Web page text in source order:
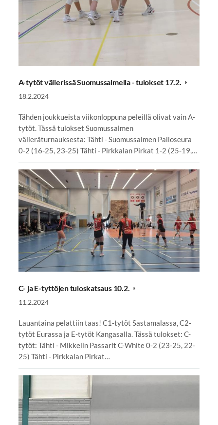
A-tytöt välierissä Suomussalmella - tulokset 17.2.
18.2.2024
Tähden joukkueista viikonloppuna peleillä olivat vain A-
tytöt. Tässä tulokset Suomussalmen
välieräturnauksesta: Tähti - Suomussalmen Palloseura
0-2 (16-25, 23-25) Tähti - Pirkkalan Pirkat 1-2 (25-19,…
C- ja E-tyttöjen tuloskatsaus 10.2.
11.2.2024
⁠⁠⁠⁠⁠⁠⁠Lauantaina pelattiin taas! C1-tytöt Sastamalassa, C2-
tytöt Eurassa ja E-tytöt Kangasalla. Tässä tulokset: C-
tytöt: Tähti - Mikkelin Passarit C-White 0-2 (23-25, 22-
25) Tähti - Pirkkalan Pirkat…